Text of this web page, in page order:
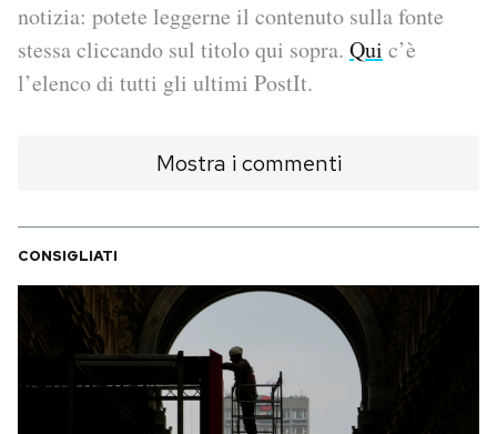
I MIEI PREFERITI
SHOP
notizia: potete leggerne il contenuto sulla fonte
stessa cliccando sul titolo qui sopra. Qui c’è
l’elenco di tutti gli ultimi PostIt.
Mostra i commenti
CONSIGLIATI